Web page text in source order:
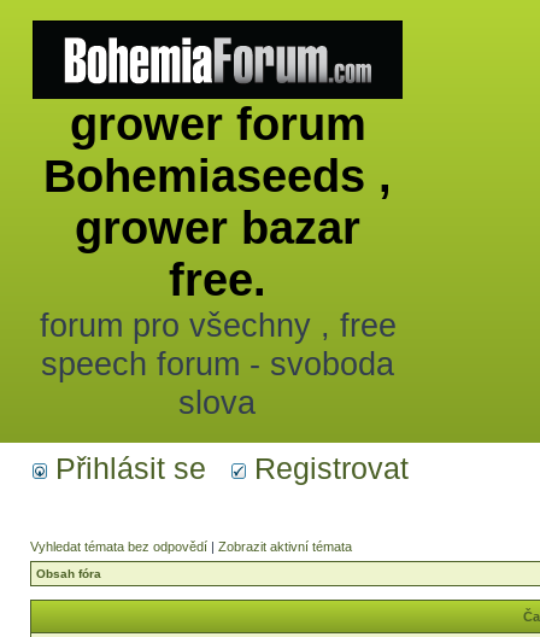
grower forum
Bohemiaseeds ,
grower bazar
free.
forum pro všechny , free
speech forum - svoboda
slova
Přihlásit se Registrovat
Vyhledat témata bez odpovědí | Zobrazit aktivní témata
Obsah fóra